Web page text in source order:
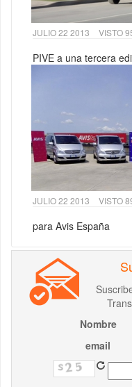
JULIO 22 2013 VISTO
PIVE a una tercera
JULIO 22 2013 VISTO
para Avis España
Nombre
email